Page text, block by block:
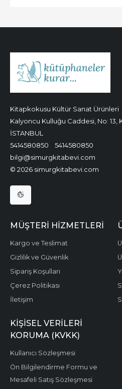
Kitapkokusu Kültür Sanat Ürünleri
Kalyoncu Kulluğu Caddesi, No: 13,
İSTANBUL
5414580850
5414580850
bilgi@simurgkitabevi.com
© 2026 simurgkitabevi.com
MÜŞTERI HIZMETLERI
Kargo ve Teslimat
Gizlilik ve Güvenlik
Sipariş Koşulları
Çerez Politikası
İletişim
KIŞISEL VERILERI
KORUMA (KVKK)
Kullanıcı Sözleşmesi
Ön Bilgilendirme Formu ve
Mesafeli Satış Sözleşmesi